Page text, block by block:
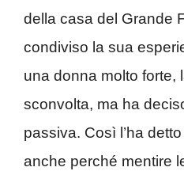
della casa del Grande
condiviso la sua
una donna molto forte,
sconvolta, ma ha
passiva. Così l’ha
anche perché mentire